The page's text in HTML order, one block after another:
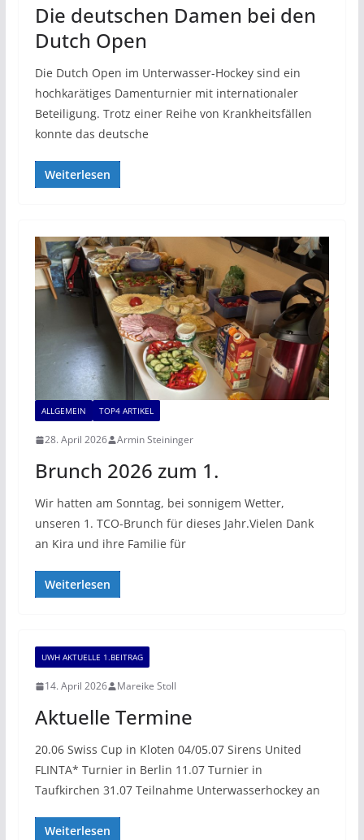
Die deutschen Damen bei den
Dutch Open
Die Dutch Open im Unterwasser-Hockey sind ein
hochkarätiges Damenturnier mit internationaler
Beteiligung. Trotz einer Reihe von Krankheitsfällen
konnte das deutsche
Weiterlesen
ALLGEMEIN TOP4 ARTIKEL
28. April 2026 Armin Steininger
Brunch 2026 zum 1.
Wir hatten am Sonntag, bei sonnigem Wetter,
unseren 1. TCO-Brunch für dieses Jahr.Vielen Dank
an Kira und ihre Familie für
Weiterlesen
UWH AKTUELLE 1.BEITRAG
14. April 2026 Mareike Stoll
Aktuelle Termine
20.06 Swiss Cup in Kloten 04/05.07 Sirens United
FLINTA* Turnier in Berlin 11.07 Turnier in
Taufkirchen 31.07 Teilnahme Unterwasserhockey an
Weiterlesen